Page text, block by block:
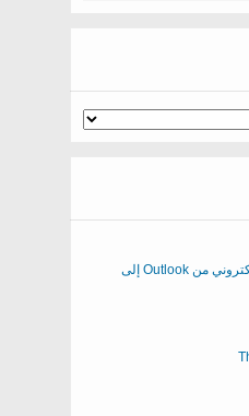
كيفية ترحيل رسائل البريد الإلكتروني من Outlook إلى